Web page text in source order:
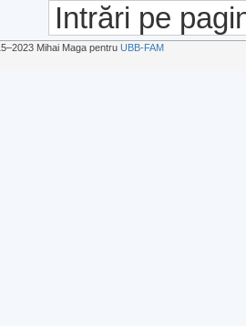
Intrări pe
Mihai Maga pentru UBB-FAM